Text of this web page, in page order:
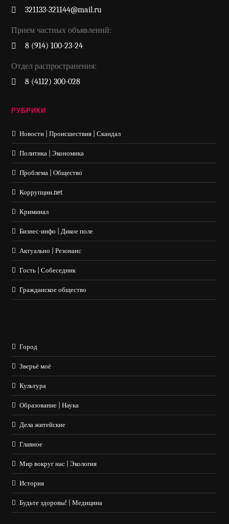
321133-321144@mail.ru
Прием частных объявлений:
8 (914) 100-23-24
Отдел распространения:
8 (4112) 300-028
РУБРИКИ
Новости | Происшествия | Скандал
Политика | Экономика
Проблема | Общество
Коррупции.net
Криминал
Бизнес-инфо | Дикое поле
Актуально | Резонанс
Гость | Собеседник
Гражданское общество
Город
Зверьё моё
Культура
Образование | Наука
Дела житейские
Главное
Мир вокруг нас | Экология
История
Будьте здоровы! | Медицина